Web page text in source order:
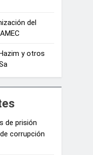
del
y otros
de prisión
corrupción